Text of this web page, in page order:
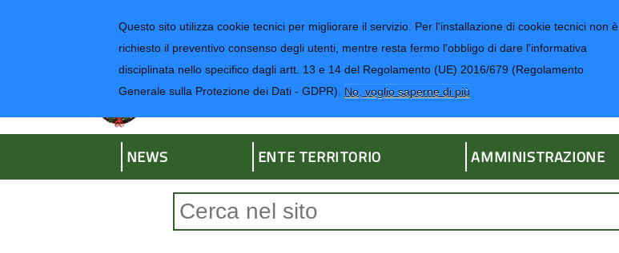
Questo sito utilizza cookie tecnici per migliorare il servizio. Per l'installazione di cookie tecnici non è
richiesto il preventivo consenso degli utenti, mentre resta fermo l'obbligo di dare l'informativa
disciplinata nello specifico dagli artt. 13 e 14 del Regolamento (UE) 2016/679 (Regolamento
Generale sulla Protezione dei Dati - GDPR). No, voglio saperne di più
Regione Liguria
Provincia di Imperia
NEWS ENTE TERRITORIO AMMINISTRAZIONE